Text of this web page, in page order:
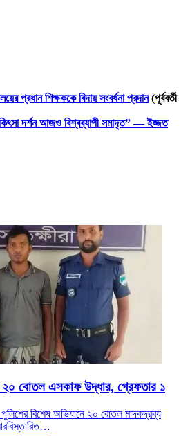
প্রধান শিক্ষককে বিদায় সংবর্ধনা প্রদান(পূর্ববর্তী
দর্শন আজও বিশ্বব্যাপী সমাদৃত” — ইজ্জত
২০ বোতল এসকাফ উদ্ধার, গ্রেফতার ১
বিশেষ অভিযানে ২০ বোতল মাদকদ্রব্য
বিস্তারিত…